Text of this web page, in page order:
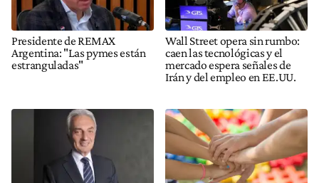
Presidente de REMAX
Argentina: "Las pymes están
estranguladas"
Wall Street opera sin rumbo:
caen las tecnológicas y el
mercado espera señales de
Irán y del empleo en EE.UU.